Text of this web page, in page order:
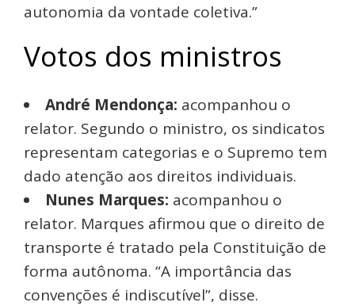
autonomia da vontade coletiva.”
Votos dos ministros
André Mendonça: acompanhou o
relator. Segundo o ministro, os sindicatos
representam categorias e o Supremo tem
dado atenção aos direitos individuais.
Nunes Marques: acompanhou o
relator. Marques afirmou que o direito de
transporte é tratado pela Constituição de
forma autônoma. “A importância das
convenções é indiscutível”, disse.